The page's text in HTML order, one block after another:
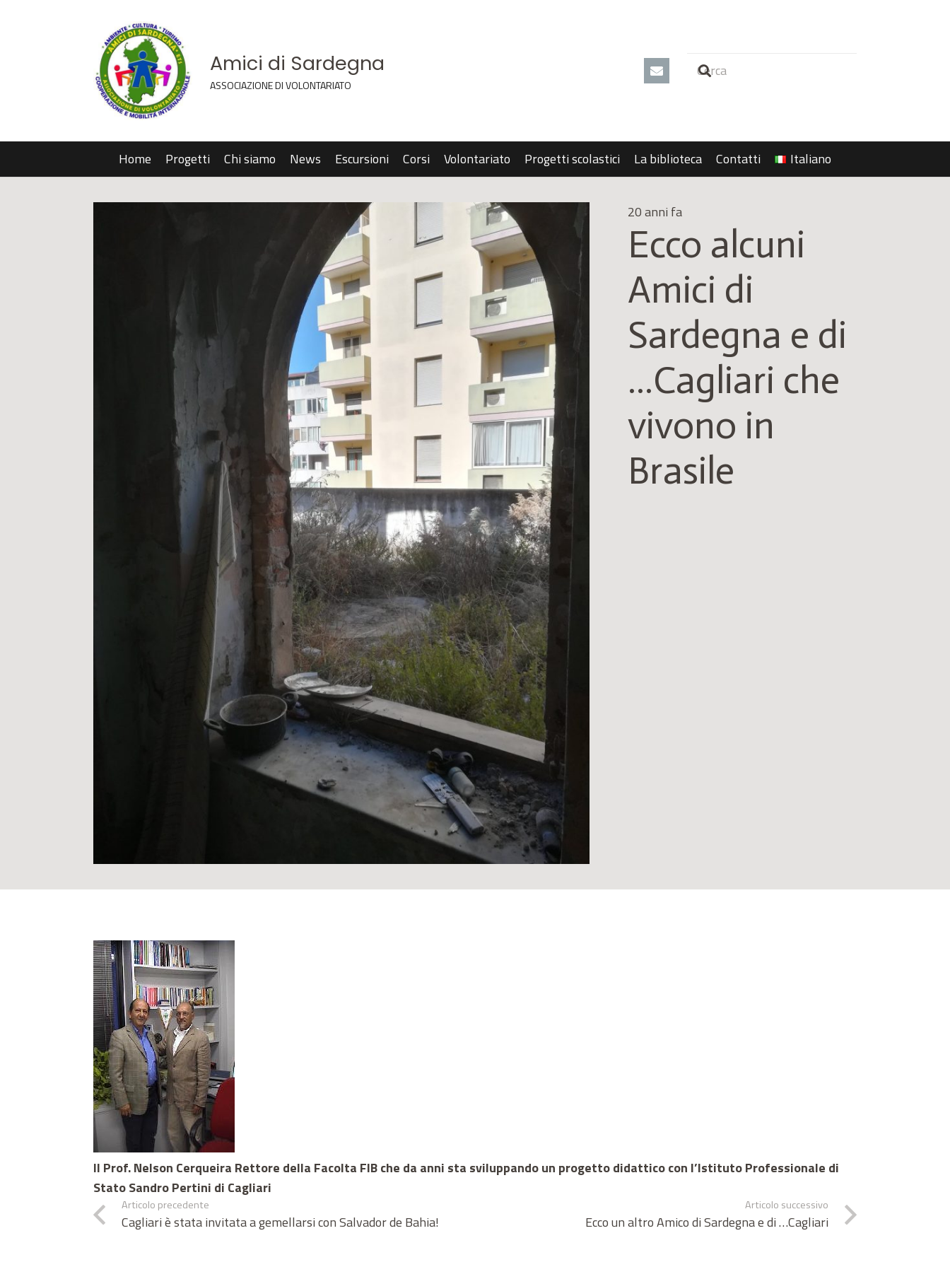
Amici di Sardegna
ASSOCIAZIONE DI VOLONTARIATO
Home Progetti Chi siamo News Escursioni Corsi Volontariato Progetti scolastici La biblioteca Contatti Italiano
20 anni fa
Ecco alcuni
Amici di
Sardegna e di
…Cagliari che
vivono in
Brasile
Il Prof. Nelson Cerqueira Rettore della Facolta FIB che da anni sta sviluppando un progetto didattico con l’Istituto Professionale di
Stato Sandro Pertini di Cagliari
Articolo precedente
Cagliari è stata invitata a gemellarsi con Salvador de Bahia!
Articolo successivo
Ecco un altro Amico di Sardegna e di …Cagliari